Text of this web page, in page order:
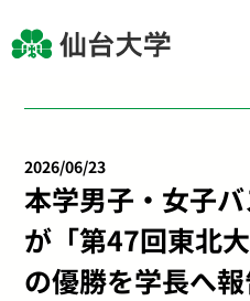
2026/06/23
本学男子・女子
が「第47回東北
の優勝を学長へ